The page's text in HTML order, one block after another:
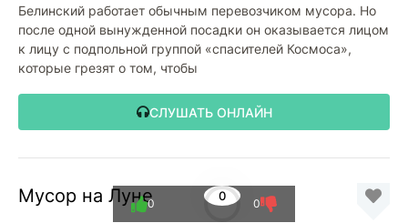
Белинский работает обычным перевозчиком мусора. Но
после одной вынужденной посадки он оказывается лицом
к лицу с подпольной группой «спасителей Космоса»,
которые грезят о том, чтобы
СЛУШАТЬ ОНЛАЙН
Мусор на Луне 0
0 0